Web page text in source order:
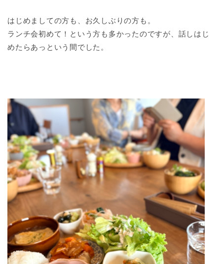
はじめましての方も、お久しぶりの方も。
ランチ会初めて！という方も多かったのですが、話しはじ
めたらあっという間でした。